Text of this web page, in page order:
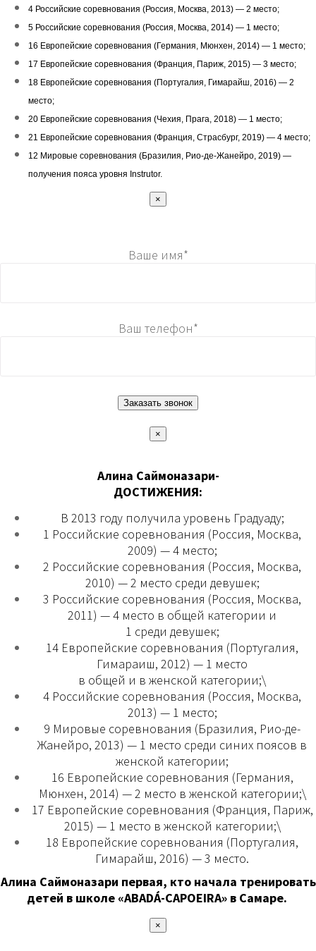
4 Российские соревнования (Россия, Москва, 2013) — 2 место;
5 Российские соревнования (Россия, Москва, 2014) — 1 место;
16 Европейские соревнования (Германия, Мюнхен, 2014) — 1 место;
17 Европейские соревнования (Франция, Париж, 2015) — 3 место;
18 Европейские соревнования (Португалия, Гимарайш, 2016) — 2
место;
20 Европейские соревнования (Чехия, Прага, 2018) — 1 место;
21 Европейские соревнования (Франция, Страсбург, 2019) — 4 место;
12 Мировые соревнования (Бразилия, Рио-де-Жанейро, 2019) —
получения пояса уровня Instrutor.
×
Ваше имя*
Ваш телефон*
×
Алина Саймоназари-
ДОСТИЖЕНИЯ:
В 2013 году получила уровень Градуаду;
1 Российские соревнования (Россия, Москва,
2009) — 4 место;
2 Российские соревнования (Россия, Москва,
2010) — 2 место среди девушек;
3 Российские соревнования (Россия, Москва,
2011) — 4 место в общей категории и
1 среди девушек;
14 Европейские соревнования (Португалия,
Гимараиш, 2012) — 1 место
в общей и в женской категории;\
4 Российские соревнования (Россия, Москва,
2013) — 1 место;
9 Мировые соревнования (Бразилия, Рио-де-
Жанейро, 2013) — 1 место среди синих поясов в
женской категории;
16 Европейские соревнования (Германия,
Мюнхен, 2014) — 2 место в женской категории;\
17 Европейские соревнования (Франция, Париж,
2015) — 1 место в женской категории;\
18 Европейские соревнования (Португалия,
Гимарайш, 2016) — 3 место.
Алина Саймоназари первая, кто начала тренировать
детей в школе «ABADÁ-CAPOEIRA» в Самаре.
×